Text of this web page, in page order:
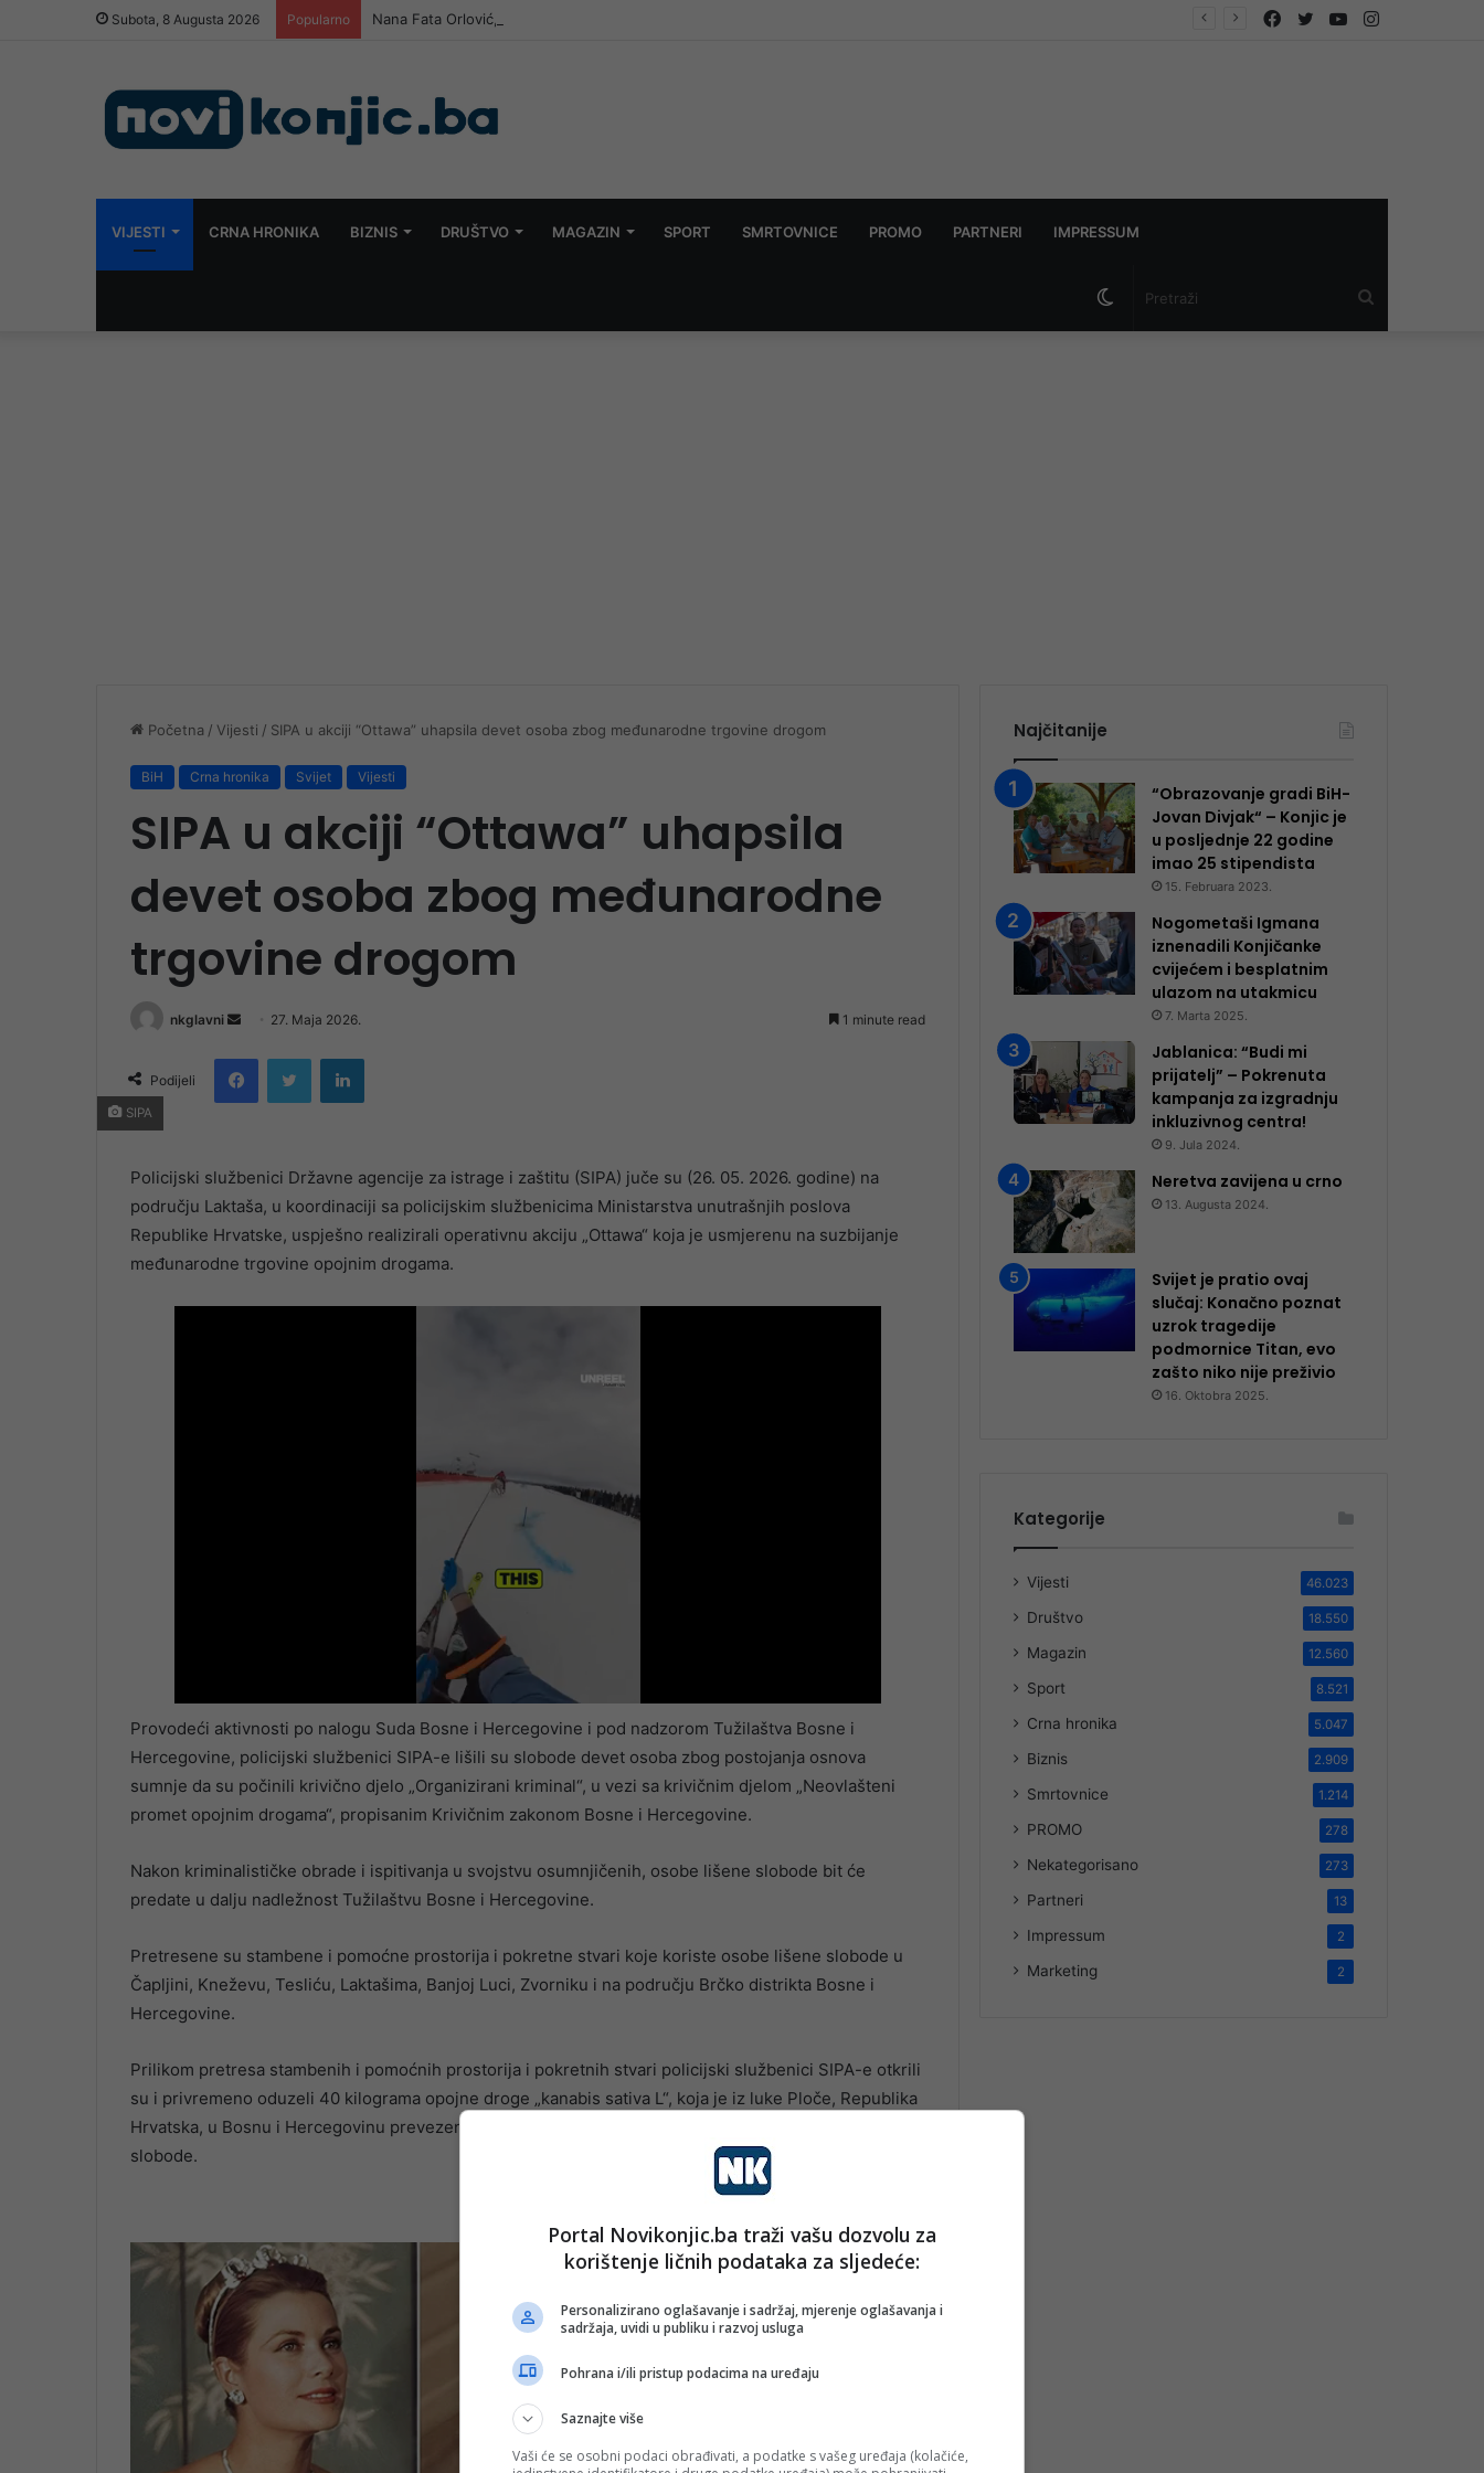
Subota, 8 Augusta 2026 Popularno Nana Fata Orlović, simbol borbe za pravdu, proslavila 83. rođendan Instagram
YouTube
Twitter
Facebook
VIJESTI CRNA HRONIKA BIZNIS DRUŠTVO MAGAZIN SPORT SMRTOVNICE PROMO PARTNERI IMPRESSUM
Switch
Početna / Vijesti / SIPA u akciji “Ottawa” uhapsila devet osoba zbog međunarodne trgovine drogom
BiH Crna hronika Svijet Vijesti
SIPA u akciji “Ottawa” uhapsila
devet osoba zbog međunarodne
trgovine drogom
nkglavni
Send
email
27. Maja 2026. 1 minute read
Podijeli
FacebookTwitter LinkedIn
SIPA
Policijski službenici Državne agencije za istrage i zaštitu (SIPA) juče su (26. 05. 2026. godine) na
području Laktaša, u koordinaciji sa policijskim službenicima Ministarstva unutrašnjih poslova
Republike Hrvatske, uspješno realizirali operativnu akciju „Ottawa“ koja je usmjerenu na suzbijanje
međunarodne trgovine opojnim drogama.
Provodeći aktivnosti po nalogu Suda Bosne i Hercegovine i pod nadzorom Tužilaštva Bosne i
Hercegovine, policijski službenici SIPA-e lišili su slobode devet osoba zbog postojanja osnova
sumnje da su počinili krivično djelo „Organizirani kriminal“, u vezi sa krivičnim djelom „Neovlašteni
promet opojnim drogama“, propisanim Krivičnim zakonom Bosne i Hercegovine.
Nakon kriminalističke obrade i ispitivanja u svojstvu osumnjičenih, osobe lišene slobode bit će
predate u dalju nadležnost Tužilaštvu Bosne i Hercegovine.
Pretresene su stambene i pomoćne prostorija i pokretne stvari koje koriste osobe lišene slobode u
Čapljini, Kneževu, Tesliću, Laktašima, Banjoj Luci, Zvorniku i na području Brčko distrikta Bosne i
Hercegovine.
Prilikom pretresa stambenih i pomoćnih prostorija i pokretnih stvari policijski službenici SIPA-e otkrili
su i privremeno oduzeli 40 kilograma opojne droge „kanabis sativa L“, koja je iz luke Ploče, Republika
Hrvatska, u Bosnu i Hercegovinu prevezena u teretnom vozilu koje je koristila jedna od osoba lišenih
slobode.
Najčitanije
“Obrazovanje gradi BiH-
Jovan Divjak“ – Konjic je
u posljednje 22 godine
imao 25 ​​stipendista
15. Februara 2023.
Nogometaši Igmana
iznenadili Konjičanke
cvijećem i besplatnim
ulazom na utakmicu
7. Marta 2025.
Jablanica: “Budi mi
prijatelj” – Pokrenuta
kampanja za izgradnju
inkluzivnog centra!
9. Jula 2024.
Neretva zavijena u crno
13. Augusta 2024.
Svijet je pratio ovaj
slučaj: Konačno poznat
uzrok tragedije
podmornice Titan, evo
zašto niko nije preživio
16. Oktobra 2025.
Kategorije
Vijesti 46.023
Društvo 18.550
Magazin 12.560
Sport 8.521
Crna hronika 5.047
Biznis 2.909
Smrtovnice 1.214
PROMO 278
Nekategorisano 273
Partneri 13
Impressum 2
Marketing 2
Portal Novikonjic.ba traži vašu dozvolu za
korištenje ličnih podataka za sljedeće:
Personalizirano oglašavanje i sadržaj, mjerenje oglašavanja i
sadržaja, uvidi u publiku i razvoj usluga
Pohrana i/ili pristup podacima na uređaju
Saznajte više
Vaši će se osobni podaci obrađivati, a podatke s vašeg uređaja (kolačiće,